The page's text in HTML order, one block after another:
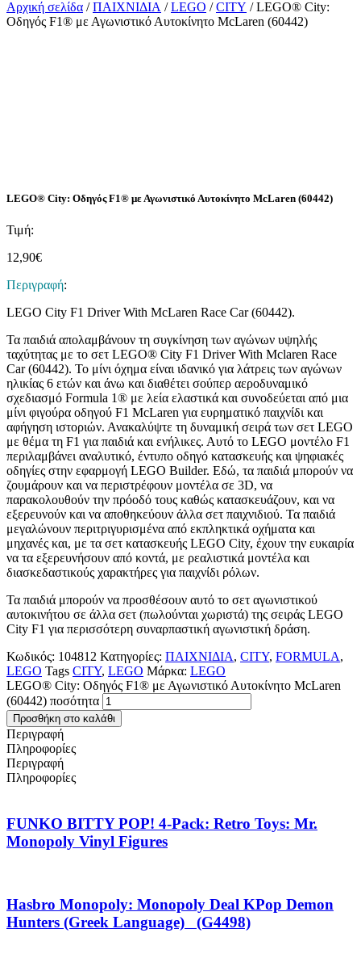
Αρχική σελίδα /ΠΑΙΧΝΙΔΙΑ /LEGO /CITY / LEGO® City:
Οδηγός F1® με Αγωνιστικό Αυτοκίνητο McLaren (60442)
LEGO® City: Οδηγός F1® με Αγωνιστικό Αυτοκίνητο McLaren (60442)
Τιμή:
12,90€
Περιγραφή:
LEGO City F1 Driver With McLaren Race Car (60442).
Τα παιδιά απολαμβάνουν τη συγκίνηση των αγώνων υψηλής
ταχύτητας με το σετ LEGO® City F1 Driver With Mclaren Race
Car (60442). Το μίνι όχημα είναι ιδανικό για λάτρεις των αγώνων
ηλικίας 6 ετών και άνω και διαθέτει σούπερ αεροδυναμικό
σχεδιασμό Formula 1® με λεία ελαστικά και συνοδεύεται από μια
μίνι φιγούρα οδηγού F1 McLaren για ευρηματικό παιχνίδι και
αφήγηση ιστοριών. Ανακαλύψτε τη δυναμική σειρά των σετ LEGO
με θέμα τη F1 για παιδιά και ενήλικες. Αυτό το LEGO μοντέλο F1
περιλαμβάνει αναλυτικό, έντυπο οδηγό κατασκευής και ψηφιακές
οδηγίες στην εφαρμογή LEGO Builder. Εδώ, τα παιδιά μπορούν να
ζουμάρουν και να περιστρέφουν μοντέλα σε 3D, να
παρακολουθούν την πρόοδό τους καθώς κατασκευάζουν, και να
εξερευνούν και να αποθηκεύουν άλλα σετ παιχνιδιού. Τα παιδιά
μεγαλώνουν περιτριγυρισμένα από εκπληκτικά οχήματα και
μηχανές και, με τα σετ κατασκευής LEGO City, έχουν την ευκαιρία
να τα εξερευνήσουν από κοντά, με ρεαλιστικά μοντέλα και
διασκεδαστικούς χαρακτήρες για παιχνίδι ρόλων.
Τα παιδιά μπορούν να προσθέσουν αυτό το σετ αγωνιστικού
αυτοκινήτου σε άλλα σετ (πωλούνται χωριστά) της σειράς LEGO
City F1 για περισσότερη συναρπαστική αγωνιστική δράση.
Κωδικός: 104812 Κατηγορίες: ΠΑΙΧΝΙΔΙΑ, CITY, FORMULA,
LEGO Tags CITY, LEGO Μάρκα: LEGO
LEGO® City: Οδηγός F1® με Αγωνιστικό Αυτοκίνητο McLaren
(60442) ποσότητα
Προσθήκη στο καλάθι
Περιγραφή
Πληροφορίες
Περιγραφή
Πληροφορίες
FUNKO BITTY POP! 4-Pack: Retro Toys: Mr.
Monopoly Vinyl Figures
Hasbro Monopoly: Monopoly Deal KPop Demon
Hunters (Greek Language) (G4498)